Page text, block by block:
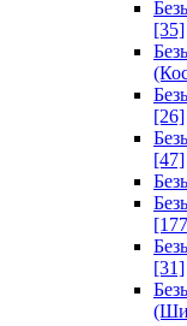
[35]
[26]
[47]
[31]